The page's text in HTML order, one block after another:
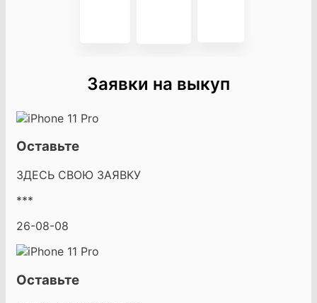
Заявки на выкуп
Оставьте
ЗДЕСЬ СВОЮ ЗАЯВКУ
***
26-08-08
Оставьте